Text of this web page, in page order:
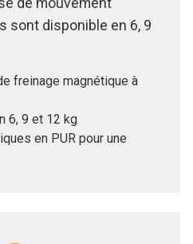
de mouvement
sont disponible en 6, 9
freinage magnétique à
6, 9 et 12 kg
en PUR pour une